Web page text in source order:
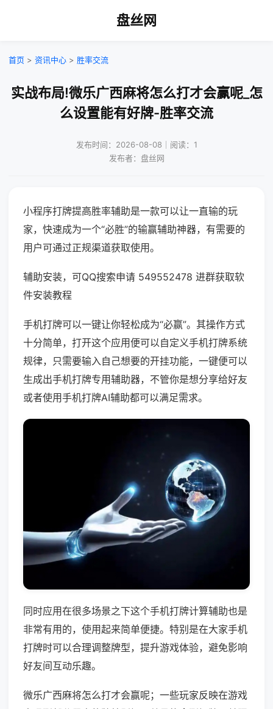
盘丝网
首页 > 资讯中心 > 胜率交流
实战布局!微乐广西麻将怎么打才会赢呢_怎
么设置能有好牌-胜率交流
发布时间：2026-08-08｜阅读：1
发布者：盘丝网
小程序打牌提高胜率辅助是一款可以让一直输的玩
家，快速成为一个“必胜”的输赢辅助神器，有需要的
用户可通过正规渠道获取使用。
辅助安装，可QQ搜索申请 549552478 进群获取软
件安装教程
手机打牌可以一键让你轻松成为“必赢”。其操作方式
十分简单，打开这个应用便可以自定义手机打牌系统
规律，只需要输入自己想要的开挂功能，一键便可以
生成出手机打牌专用辅助器，不管你是想分享给好友
或者使用手机打牌AI辅助都可以满足需求。
同时应用在很多场景之下这个手机打牌计算辅助也是
非常有用的，使用起来简单便捷。特别是在大家手机
打牌时可以合理调整牌型，提升游戏体验，避免影响
好友间互动乐趣。
微乐广西麻将怎么打才会赢呢；一些玩家反映在游戏